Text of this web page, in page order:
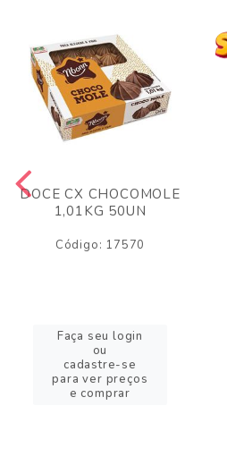
DOCE CX CHOCOMOLE
1,01KG 50UN
Código: 17570
Faça seu login
ou
cadastre-se
para ver preços
e comprar